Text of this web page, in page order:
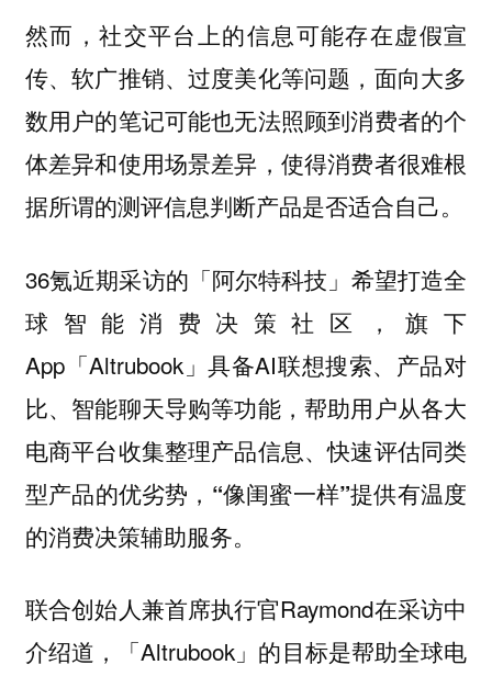
然而，社交平台上的信息可能存在虚假宣
传、软广推销、过度美化等问题，面向大多
数用户的笔记可能也无法照顾到消费者的个
体差异和使用场景差异，使得消费者很难根
据所谓的测评信息判断产品是否适合自己。
36氪近期采访的「阿尔特科技」希望打造全
球智能消费决策社区
，旗下
App「Altrubook」具备AI联想搜索、产品对
比、智能聊天导购等功能，帮助用户从各大
电商平台收集整理产品信息、快速评估同类
型产品的优劣势，“像闺蜜一样”提供有温度
的消费决策辅助服务。
联合创始人兼首席执行官Raymond在采访中
介绍道，「Altrubook」的目标是帮助全球电